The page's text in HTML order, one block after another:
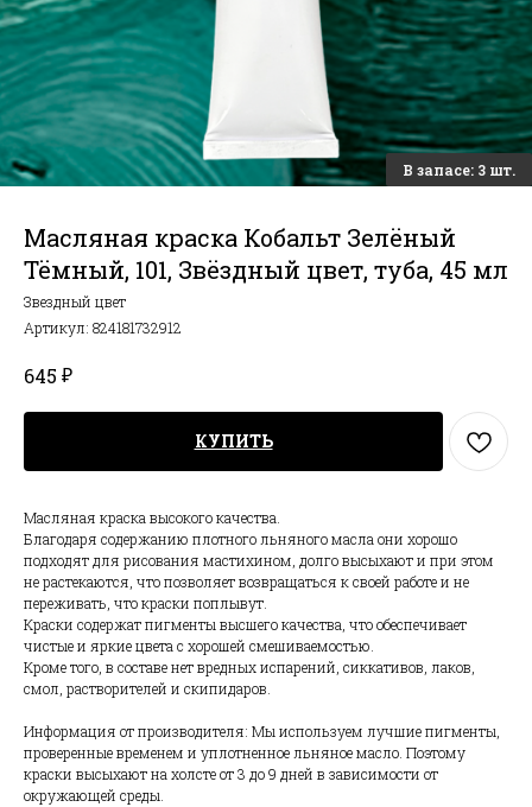
Масляная краска Кобальт Зелёный
Тёмный, 101, Звёздный цвет, туба, 45 мл
Звездный цвет
Артикул: 824181732912
645 ₽
КУПИТЬ
Масляная краска высокого качества.
Благодаря содержанию плотного льняного масла они хорошо
подходят для рисования мастихином, долго высыхают и при этом
не растекаются, что позволяет возвращаться к своей работе и не
переживать, что краски поплывут.
Краски содержат пигменты высшего качества, что обеспечивает
чистые и яркие цвета с хорошей смешиваемостью.
Кроме того, в составе нет вредных испарений, сиккативов, лаков,
смол, растворителей и скипидаров.
Информация от производителя: Мы используем лучшие пигменты,
проверенные временем и уплотненное льняное масло. Поэтому
краски высыхают на холсте от 3 до 9 дней в зависимости от
окружающей среды.